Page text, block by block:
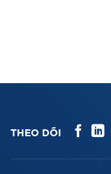
THEO DÕI